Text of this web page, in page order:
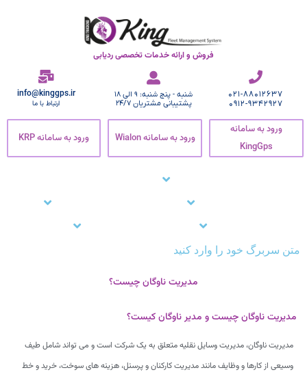
فروش و ارائه خدمات تخصصی ردیابی
021-88012637
0912-9342927
شنبه - پنج شنبه: 9 الی 18
پشتیبانی مشتریان 24/7
info@kinggps.ir
ارتباط با ما
ورود به سامانه
KingGps
ورود به سامانه Wialon ورود به سامانه KRP
متن سربرگ خود را وارد کنید
مدیریت ناوگان چیست؟
مدیریت ناوگان چیست و مدیر ناوگان کیست؟
مدیریت ناوگان، مدیریت وسایل نقلیه متعلق به یک شرکت است و می تواند شامل طیف
وسیعی از کارها و وظایف مانند مدیریت کارکنان و پرسنل، هزینه های سوخت، خرید و خط